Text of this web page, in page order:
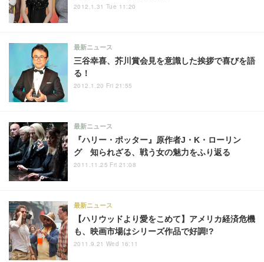
2012.1.31 Tue 11:20
三谷幸喜、芥川賞会見を意識した挨拶で喜びを語
る！
最新ニュース
2012.1.20 Fri 21:55
『ハリー・ポッター』原作者J・K・ローリン
グ 知られざる、戦う女の魅力をふり返る
最新ニュース
2011.11.25 Fri 21:08
【ハリウッドより愛をこめて】アメリカ経済危機
も、映画市場はシリーズ作品で好調!?
最新ニュース
2011.9.21 Wed 16:11